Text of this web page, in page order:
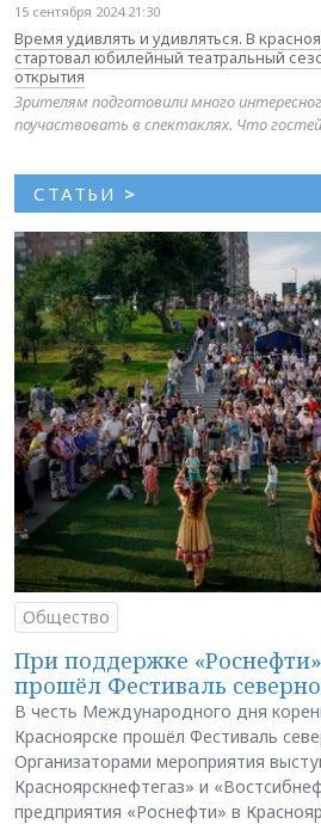
15 сентября 2024 21:30
Время удивлять и удивляться. В
стартовал юбилейный театральный
открытия
Зрителям подготовили много
поучаствовать в спектаклях. Что
СТАТЬИ >
Общество
При поддержке
прошёл Фестиваль
В честь Международного дня
Красноярске прошёл Фестиваль
Организаторами мероприятия
Красноярскнефтегаз» и
предприятия «Роснефти» в